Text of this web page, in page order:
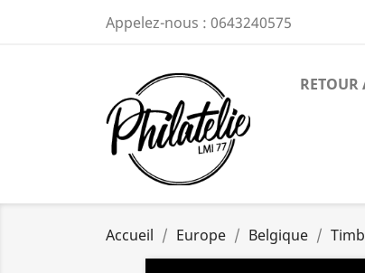
Appelez-nous : 0643240575
RETOUR
Accueil Europe Belgique